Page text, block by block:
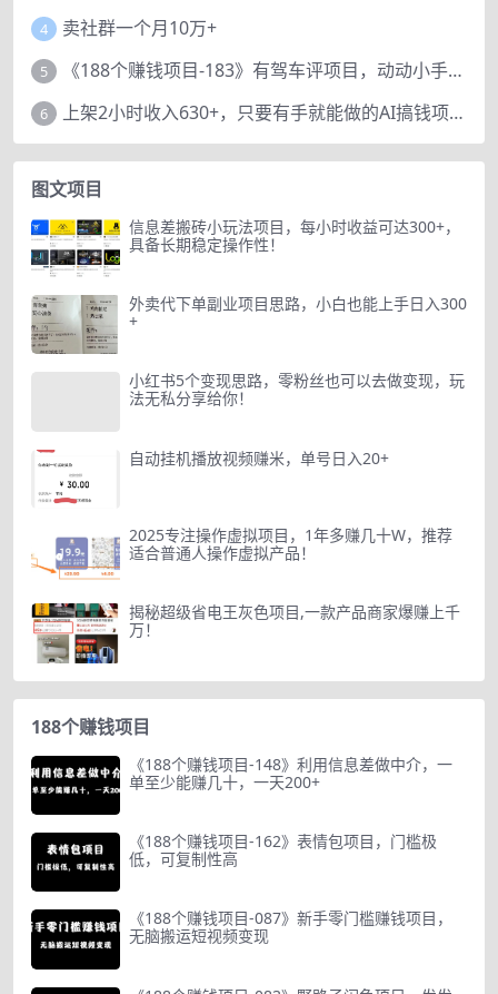
4 卖社群一个月10万+
5 《188个赚钱项目-183》有驾车评项目，动动小手，复制粘贴赚44元！
6 上架2小时收入630+，只要有手就能做的AI搞钱项目，奶奶看完都能学会!
图文项目
信息差搬砖小玩法项目，每小时收益可达300+，
具备长期稳定操作性！
外卖代下单副业项目思路，小白也能上手日入300
+
小红书5个变现思路，零粉丝也可以去做变现，玩
法无私分享给你！
自动挂机播放视频赚米，单号日入20+
2025专注操作虚拟项目，1年多赚几十W，推荐
适合普通人操作虚拟产品！
揭秘超级省电王灰色项目,一款产品商家爆赚上千
万！
188个赚钱项目
《188个赚钱项目-148》利用信息差做中介，一
单至少能赚几十，一天200+
《188个赚钱项目-162》表情包项目，门槛极
低，可复制性高
《188个赚钱项目-087》新手零门槛赚钱项目，
无脑搬运短视频变现